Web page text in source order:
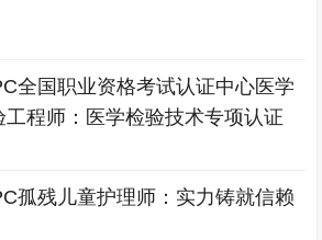
全国职业资格考试认证中心医学
工程师：医学检验技术专项认证
孤残儿童护理师：实力铸就信赖